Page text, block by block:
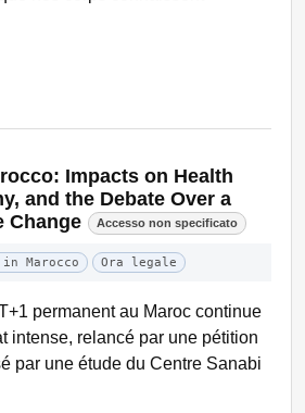
Impacts on Health
and the Debate Over a
Change
Accesso non specificato
Marocco Ora legale
permanent au Maroc continue
intense, relancé par une pétition
par une étude du Centre Sanabi